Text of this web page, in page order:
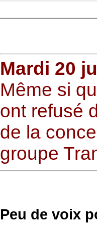
Mardi 20
Même si
ont refusé
de la
groupe
Peu de voix